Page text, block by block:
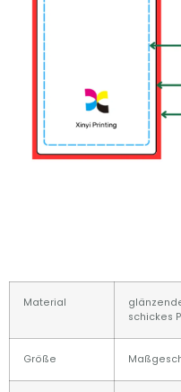
Material
schickes
Größe